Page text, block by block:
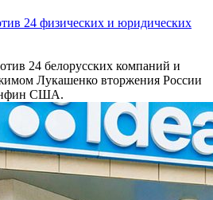
24 физических и юридических
24 белорусских компаний и
Лукашенко вторжения России
США.